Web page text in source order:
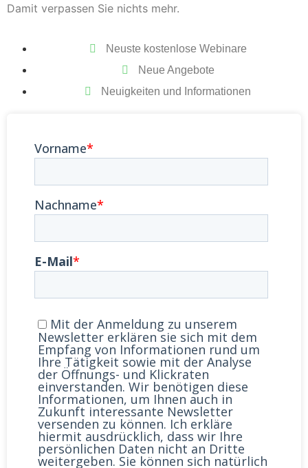
Damit verpassen Sie nichts mehr.
Neuste kostenlose Webinare
Neue Angebote
Neuigkeiten und Informationen